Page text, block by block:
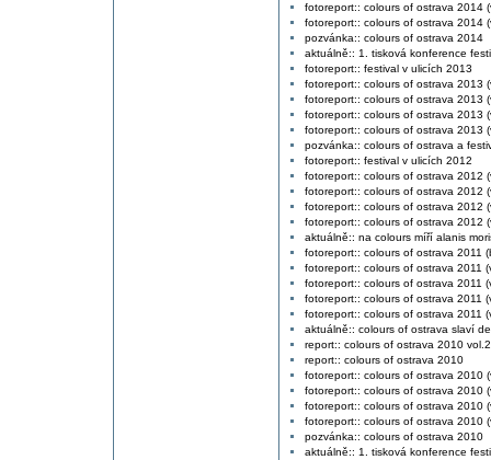
fotoreport:: colours of ostrava 2014
fotoreport:: colours of ostrava 2014
pozvánka:: colours of ostrava 2014
aktuálně:: 1. tisková konference
fotoreport:: festival v ulicích 2013
fotoreport:: colours of ostrava 2013
fotoreport:: colours of ostrava 2013
fotoreport:: colours of ostrava 2013
fotoreport:: colours of ostrava 2013
pozvánka:: colours of ostrava a
fotoreport:: festival v ulicích 2012
fotoreport:: colours of ostrava 2012
fotoreport:: colours of ostrava 2012
fotoreport:: colours of ostrava 2012
fotoreport:: colours of ostrava 2012
aktuálně:: na colours míří alanis
fotoreport:: colours of ostrava 2011
fotoreport:: colours of ostrava 2011
fotoreport:: colours of ostrava 2011
fotoreport:: colours of ostrava 2011
fotoreport:: colours of ostrava 2011
aktuálně:: colours of ostrava slaví
report:: colours of ostrava 2010 vol.2
report:: colours of ostrava 2010
fotoreport:: colours of ostrava 2010
fotoreport:: colours of ostrava 2010
fotoreport:: colours of ostrava 2010
fotoreport:: colours of ostrava 2010
pozvánka:: colours of ostrava 2010
aktuálně:: 1. tisková konference